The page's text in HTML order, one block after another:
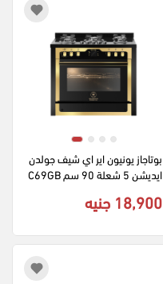
ايديشن 5 شعلة 90 سم C69GB
L ديجيتال امان كامل - اسود × ذه
18,900 جنيه